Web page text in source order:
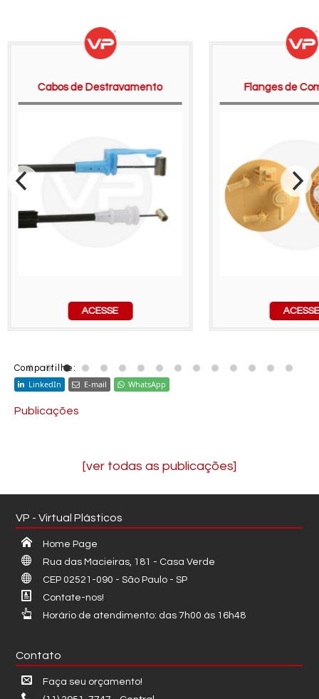
Cabos de Destravamento
ACESSE
Flanges de
ACESSE
Compartilhe:
LinkedIn E-mail WhatsApp
Publicações
[ver todas as publicações]
VP - Virtual Plásticos
Home Page
Rua das Macieiras, 181 - Casa Verde
CEP 02521-090 - São Paulo - SP
Contate-nos!
Horário de atendimento: das 7h00 às 16h48
Contato
Faça seu orçamento!